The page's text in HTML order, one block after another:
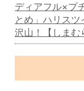
ディアフル×プ
とめ」ハリス
沢山！【しまむ